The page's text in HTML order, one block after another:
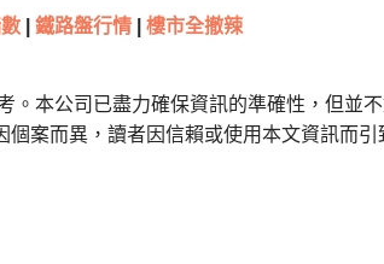
鐵路盤行情 樓市全撤辣
。本公司已盡力確保資訊的準確性，但並
案而異，讀者因信賴或使用本文資訊而引